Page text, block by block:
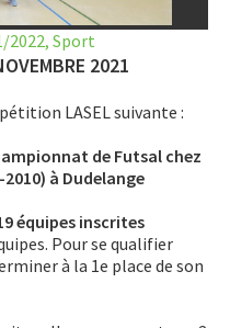
2022, Sport
2021
LASEL suivante :
de Futsal chez
à Dudelange
équipes inscrites
Pour se qualifier
à la 1e place de son